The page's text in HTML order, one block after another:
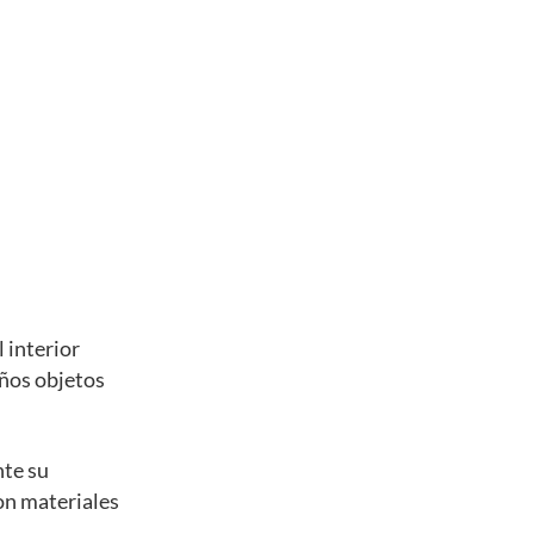
interior
objetos
su
materiales